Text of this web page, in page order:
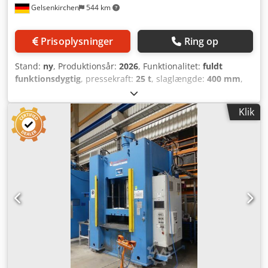
Gelsenkirchen 544 km
Prisoplysninger Ring op
Stand: ny, Produktionsår: 2026, Funktionalitet: fuldt
funktionsdygtig, pressekraft: 25 t, slaglængde: 400 mm,
20 mm/s, bordbredde:
bordlængde:600 mm, bordhøjde:1.000 mm, Til salg: En
hydraulisk undertryksmaskine fra producenten DURENDUS
med en maksimal pressekraft på 25 ton. Maskinen har en
bordstørrelse på 1.000 × 600 mm, en maksimal
installationshøjde på 600 mm samt en slaglængde på 400
mm og er derfor velegnet til montage-, rette-, presse- og
formningsarbejde i industriel anvendelse. ##### Tekniske
data + information: Undertryksmaskine – 25 ton – 1.000 ×
600 mm ==== Generelle oplysninger - Referencenummer:
DE-2026-HB-227-01 - Konstruktion: 4-søjlet
undertryksmaskine - Producent: DURENDUS - Pressekraft:
25 ton (justerbar) - Bordstørrelse: 1.000 × 600 mm -
Maksimal installationshøjde: 600 mm - Arbejdshøjde: 1.000
Klik